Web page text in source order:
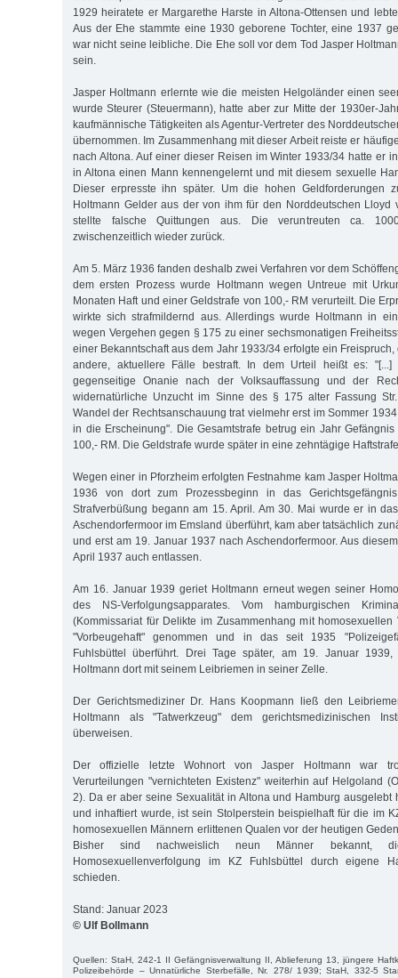
1929 heiratete er Margarethe Harste in Altona-Ottensen und
Aus der Ehe stammte eine 1930 geborene Tochter, eine 1937
war nicht seine leibliche. Die Ehe soll vor dem Tod Jasper
sein.
Jasper Holtmann erlernte wie die meisten Helgoländer einen
wurde Steurer (Steuermann), hatte aber zur Mitte der 1930er-
kaufmännische Tätigkeiten als Agentur-Vertreter des
übernommen. Im Zusammenhang mit dieser Arbeit reiste er
nach Altona. Auf einer dieser Reisen im Winter 1933/34 hatte er
in Altona einen Mann kennengelernt und mit diesem sexuelle
Dieser erpresste ihn später. Um die hohen Geldforderungen
Holtmann Gelder aus der von ihm für den Norddeutschen Lloyd
stellte falsche Quittungen aus. Die veruntreuten ca.
zwischenzeitlich wieder zurück.
Am 5. März 1936 fanden deshalb zwei Verfahren vor dem
dem ersten Prozess wurde Holtmann wegen Untreue mit
Monaten Haft und einer Geldstrafe von 100,- RM verurteilt. Die
wirkte sich strafmildernd aus. Allerdings wurde Holtmann in
wegen Vergehen gegen § 175 zu einer sechsmonatigen
einer Bekanntschaft aus dem Jahr 1933/34 erfolgte ein
andere, aktuellere Fälle bestraft. In dem Urteil heißt es:
gegenseitige Onanie nach der Volksauffassung und der
widernatürliche Unzucht im Sinne des § 175 alter Fassung
Wandel der Rechtsanschauung trat vielmehr erst im Sommer
in die Erscheinung". Die Gesamtstrafe betrug ein Jahr
100,- RM. Die Geldstrafe wurde später in eine zehntägige
Wegen einer in Pforzheim erfolgten Festnahme kam Jasper
1936 von dort zum Prozessbeginn in das
Strafverbüßung begann am 15. April. Am 30. Mai wurde er in
Aschendorfermoor im Emsland überführt, kam aber tatsächlich
und erst am 19. Januar 1937 nach Aschendorfermoor. Aus
April 1937 auch entlassen.
Am 16. Januar 1939 geriet Holtmann erneut wegen seiner
des NS-Verfolgungsapparates. Vom hamburgischen
(Kommissariat für Delikte im Zusammenhang mit
"Vorbeugehaft" genommen und in das seit 1935
Fuhlsbüttel überführt. Drei Tage später, am 19. Januar
Holtmann dort mit seinem Leibriemen in seiner Zelle.
Der Gerichtsmediziner Dr. Hans Koopmann ließ den
Holtmann als "Tatwerkzeug" dem gerichtsmedizinischen
überweisen.
Der offizielle letzte Wohnort von Jasper Holtmann war
Verurteilungen "vernichteten Existenz" weiterhin auf Helgoland
2). Da er aber seine Sexualität in Altona und Hamburg ausgelebt
und inhaftiert wurde, ist sein Stolperstein beispielhaft für die im
homosexuellen Männern erlittenen Qualen vor der heutigen
Bisher sind nachweislich neun Männer bekannt,
Homosexuellenverfolgung im KZ Fuhlsbüttel durch eigene
schieden.
Stand: Januar 2023
© Ulf Bollmann
Quellen: StaH, 242-1 II Gefängnisverwaltung II, Ablieferung 13, jüngere
Polizeibehörde – Unnatürliche Sterbefälle, Nr. 278/ 1939; StaH, 332-5